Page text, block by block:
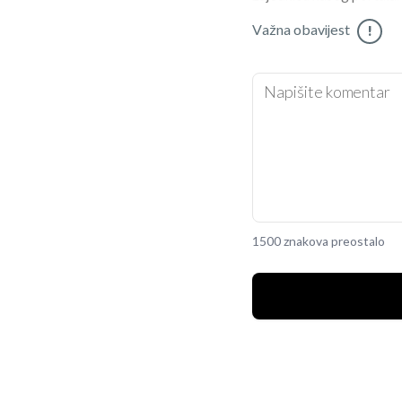
Važna obavijest !
1500 znakova preostalo